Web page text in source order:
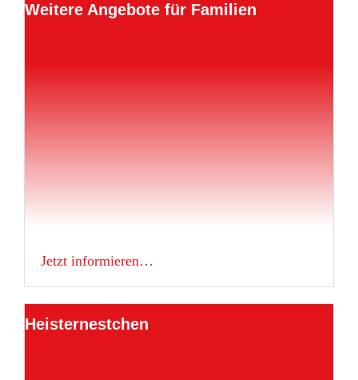
Weitere Angebote für Familien
Jetzt informieren…
Heisternestchen